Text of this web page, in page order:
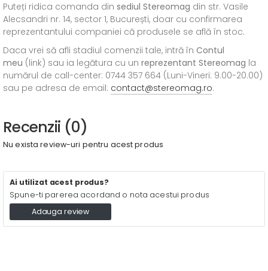
Puteți ridica comanda din sediul Stereomag din str. Vasile
Alecsandri nr. 14, sector 1, București, doar cu confirmarea
reprezentantului companiei că produsele se află în stoc.
Daca vrei să afli stadiul comenzii tale, intră în Contul
meu (link) sau ia legătura cu un reprezentant Stereomag la
numărul de call-center: 0744 357 664 (Luni-Vineri: 9.00-20.00)
sau pe adresa de email: contact@stereomag.ro.
Recenzii (0)
Nu exista review-uri pentru acest produs
Ai utilizat acest produs?
Spune-ti parerea acordand o nota acestui produs
Adauga review